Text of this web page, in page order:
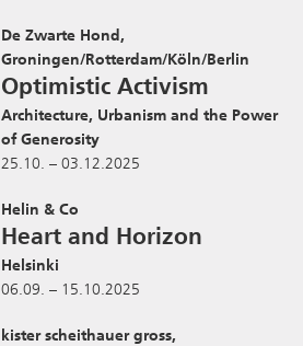
De Zwarte Hond,
Groningen/Rotterdam/Köln/Berlin
Optimistic Activism
Architecture, Urbanism and the Power
of Generosity
25.10. – 03.12.2025
Helin & Co
Heart and Horizon
Helsinki
06.09. – 15.10.2025
kister scheithauer gross,